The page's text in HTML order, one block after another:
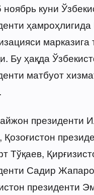
ноябрь куни
Бу ҳақда
матбуот
президенти
Қозоғистон
Тўқаев,
Садир
президенти